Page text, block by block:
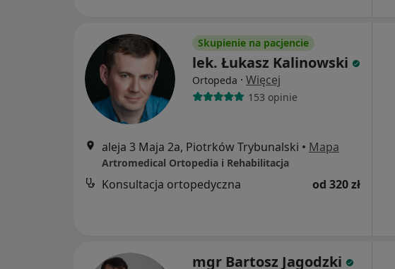
Skupienie na pacjencie
lek. Łukasz Kalinowski
Ortopeda · Więcej
153 opinie
aleja 3 Maja 2a, Piotrków Trybunalski • Mapa
Artromedical Ortopedia i Rehabilitacja
Konsultacja ortopedyczna od 320 zł
mgr Bartosz Jagodzki